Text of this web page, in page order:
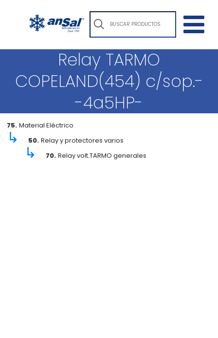
Relay TARMO
COPELAND(454) c/sop.-
-4a5HP-
75. Material Eléctrico
↳ 50. Relay y protectores varios
↳ 70. Relay volt.TARMO generales